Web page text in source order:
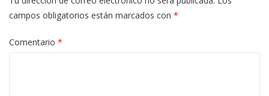
campos obligatorios están marcados con *
Comentario *